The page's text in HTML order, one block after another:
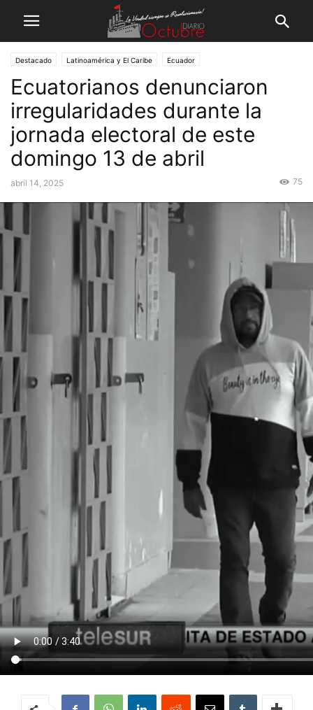
Destacado Latinoamérica y El Caribe Ecuador
Ecuatorianos denunciaron
irregularidades durante la
jornada electoral de este
domingo 13 de abril
abril 14, 2025 75